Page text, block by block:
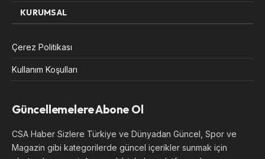
KURUMSAL
Çerez Politikası
Kullanım Koşulları
Güncellemelere Abone Ol
CSA Haber Sizlere Türkiye ve Dünyadan Güncel, Spor ve
Magazin gibi kategorilerde güncel içerikler sunmak için